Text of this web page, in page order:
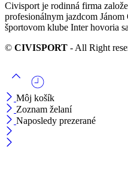
Civisport je rodinná firma
profesionálnym jazdcom
športovom klube Inter hovoria
© CIVISPORT - All Right
Môj košík
Zoznam želaní
Naposledy prezerané